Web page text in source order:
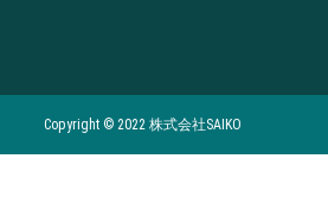
Copyright ©️ 2022 株式会社SAIKO